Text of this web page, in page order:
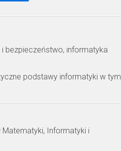
bezpieczeństwo, informatyka
podstawy informatyki w tym
Matematyki, Informatyki i